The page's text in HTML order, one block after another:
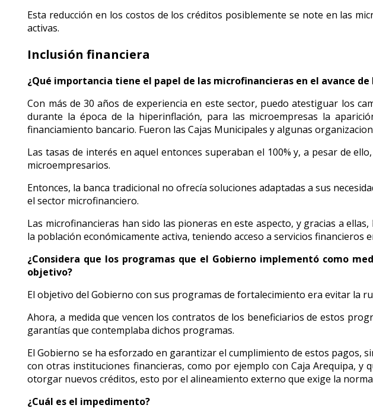
Esta reducción en los costos de los créditos posiblemente se note en las
activas.
Inclusión financiera
¿Qué importancia tiene el papel de las microfinancieras en el avance
Con más de 30 años de experiencia en este sector, puedo atestiguar los
durante la época de la hiperinflación, para las microempresas la
financiamiento bancario. Fueron las Cajas Municipales y algunas
Las tasas de interés en aquel entonces superaban el 100% y, a pesar de
microempresarios.
Entonces, la banca tradicional no ofrecía soluciones adaptadas a sus
el sector microfinanciero.
Las microfinancieras han sido las pioneras en este aspecto, y gracias a
la población económicamente activa, teniendo acceso a servicios financieros
¿Considera que los programas que el Gobierno implementó como
objetivo?
El objetivo del Gobierno con sus programas de fortalecimiento era evitar la
Ahora, a medida que vencen los contratos de los beneficiarios de estos
garantías que contemplaba dichos programas.
El Gobierno se ha esforzado en garantizar el cumplimiento de estos pagos,
con otras instituciones financieras, como por ejemplo con Caja Arequipa,
otorgar nuevos créditos, esto por el alineamiento externo que exige la
¿Cuál es el impedimento?